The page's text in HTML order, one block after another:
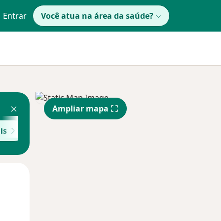
Entrar Você atua na área da saúde?
Ampliar mapa